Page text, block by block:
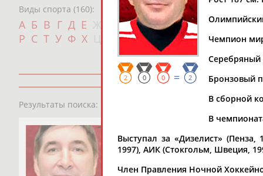
Виды спорта (160):
А Б В Г Д Е И К Л М Н О
П
Р С Т У Ф Х Ш Щ Ю Я
Результаты поиска:
2 0 0 = 2
Чемпион
Серебряный
Бронзовый
В сборной
В
Выступал за «Дизелист» (Пенза,
1997), АИК (Стокгольм, Швеция,
Член Правления Ночной